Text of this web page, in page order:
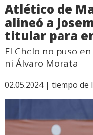
Atlético de
alineó a
titular para
El Cholo no puso
ni Álvaro Morata
02.05.2024 | tiempo de